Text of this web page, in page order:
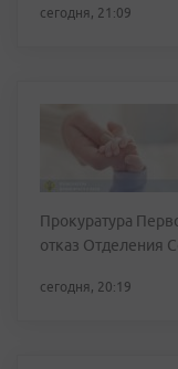
сегодня, 21:09
Прокуратура
отказ Отделения
сегодня, 20:19